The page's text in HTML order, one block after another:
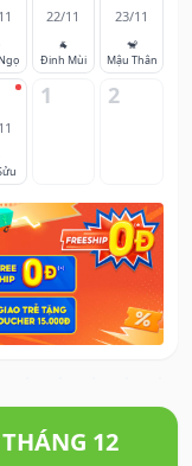
22/11
🐐
Đinh Mùi
23/11
🐒
Mậu Thân
1 2
12